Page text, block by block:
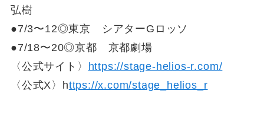
弘樹
●7/3〜12◎東京 シアターGロッソ
●7/18〜20◎京都 京都劇場
〈公式サイト〉 https://stage-helios-r.com/
〈公式X〉https://x.com/stage_helios_r